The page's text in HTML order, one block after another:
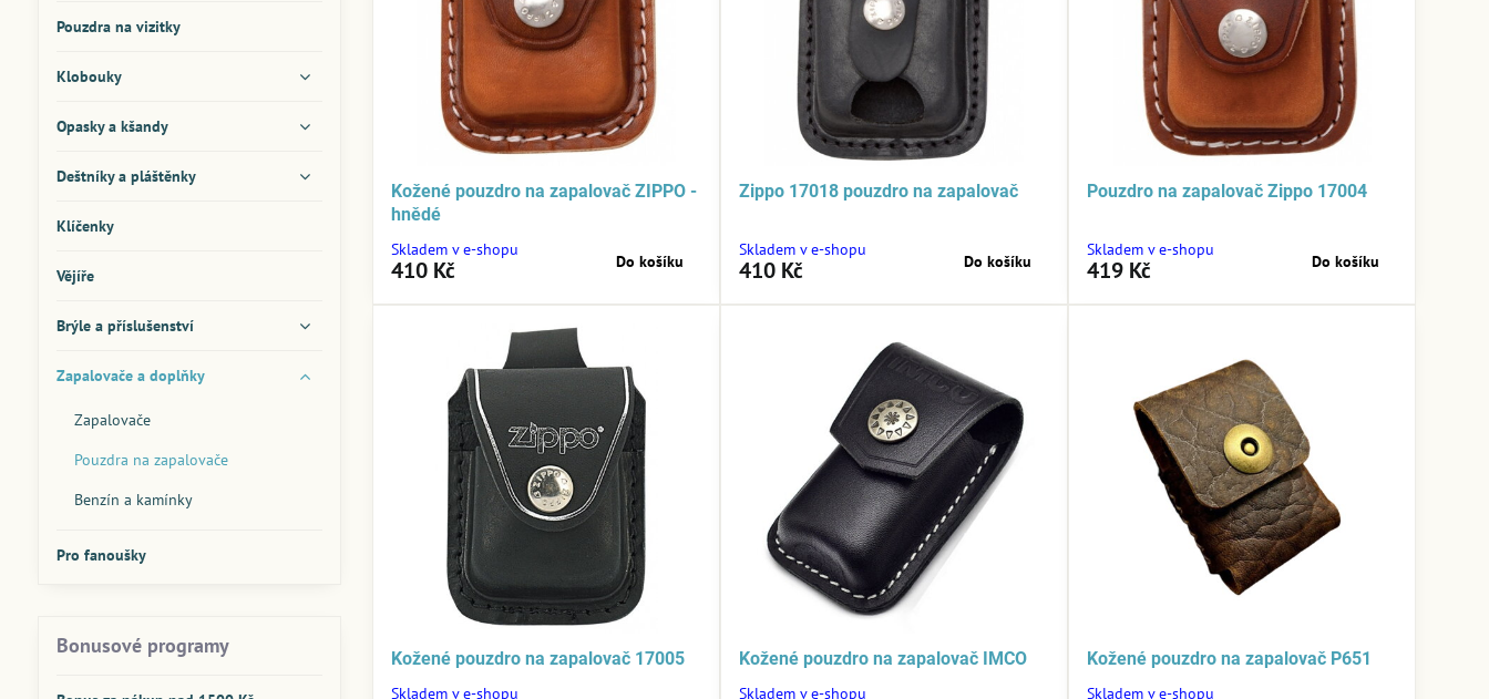
Kožené pouzdro na zapalovač ZIPPO -
hnědé
Skladem v e-shopu
410 Kč Do košíku
Zippo 17018 pouzdro na zapalovač
Skladem v e-shopu
410 Kč Do košíku
Pouzdro na zapalovač Zippo 17004
Skladem v e-shopu
419 Kč Do košíku
Kožené pouzdro na zapalovač 17005
Skladem v e-shopu
Kožené pouzdro na zapalovač IMCO
Skladem v e-shopu
Kožené pouzdro na zapalovač P651
Skladem v e-shopu
Pouzdra na vizitky
Klobouky
Opasky a kšandy
Deštníky a pláštěnky
Klíčenky
Vějíře
Brýle a příslušenství
Zapalovače a doplňky
Zapalovače
Pouzdra na zapalovače
Benzín a kamínky
Pro fanoušky
Bonusové programy